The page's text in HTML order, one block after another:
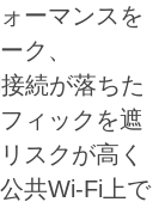
ーマンスを
ク、
続が落ちた
ィックを遮
スクが高く
共Wi-Fi上で